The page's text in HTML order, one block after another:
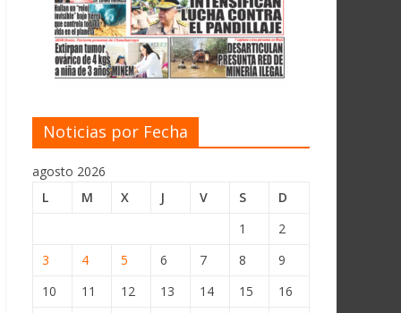
Noticias por Fecha
agosto 2026
L
M X J V S
D
1
2
3
4 5 6 7 8
9
10
11 12 13 14 15
16